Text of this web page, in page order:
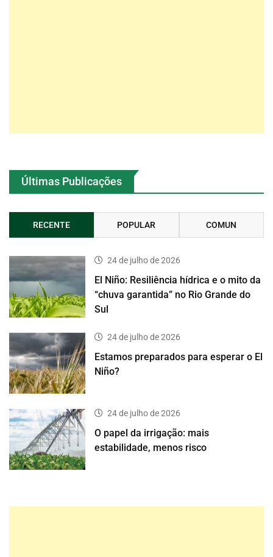
Últimas Publicações
RECENTE POPULAR COMUN
24 de julho de 2026
El Niño: Resiliência hídrica e o mito da
“chuva garantida” no Rio Grande do
Sul
24 de julho de 2026
Estamos preparados para esperar o El
Niño?
24 de julho de 2026
O papel da irrigação: mais
estabilidade, menos risco